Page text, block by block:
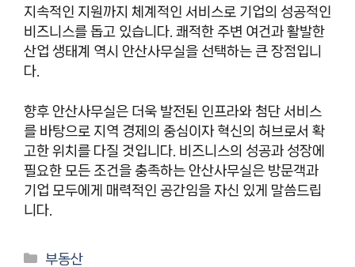
지속적인 지원까지 체계적인 서비스로 기업의 성공적인
비즈니스를 돕고 있습니다. 쾌적한 주변 여건과 활발한
산업 생태계 역시 안산사무실을 선택하는 큰 장점입니
다.
향후 안산사무실은 더욱 발전된 인프라와 첨단 서비스
를 바탕으로 지역 경제의 중심이자 혁신의 허브로서 확
고한 위치를 다질 것입니다. 비즈니스의 성공과 성장에
필요한 모든 조건을 충족하는 안산사무실은 방문객과
기업 모두에게 매력적인 공간임을 자신 있게 말씀드립
니다.
카
부동산